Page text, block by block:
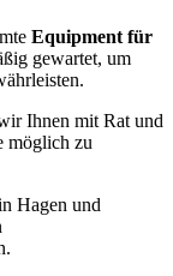
Equipment für
gewartet, um
Ihnen mit Rat und
möglich zu
Hagen und